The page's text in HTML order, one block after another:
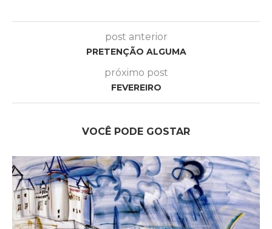
post anterior
PRETENÇÃO ALGUMA
próximo post
FEVEREIRO
VOCÊ PODE GOSTAR